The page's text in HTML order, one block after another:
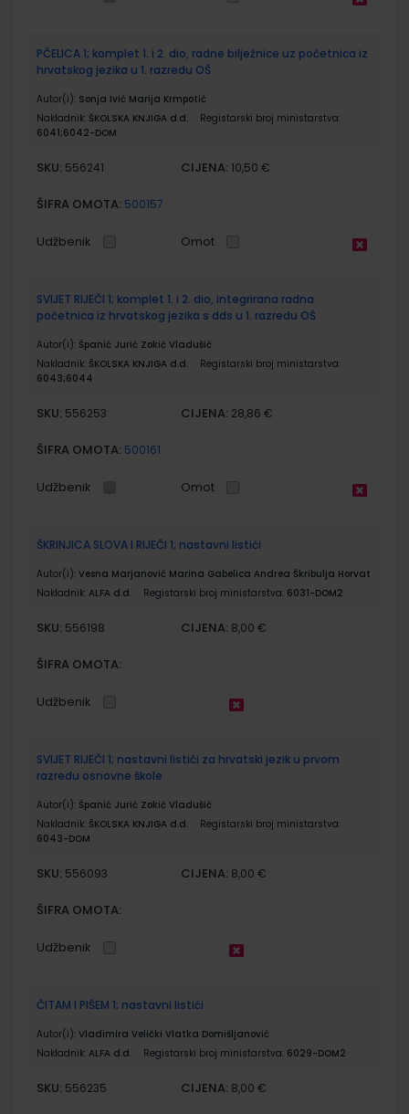
PČELICA 1; komplet 1. i 2. dio, radne bilježnice uz početnica iz
hrvatskog jezika u 1. razredu OŠ
Autor(i): Sonja Ivić Marija Krmpotić
Nakladnik: ŠKOLSKA KNJIGA d.d.
Registarski broj ministarstva:
6041;6042-DOM
SKU: 556241 CIJENA: 10,50 €
ŠIFRA OMOTA: 500157
Udžbenik Omot
SVIJET RIJEČI 1; komplet 1. i 2. dio, integrirana radna
početnica iz hrvatskog jezika s dds u 1. razredu OŠ
Autor(i): Španić Jurić Zokić Vladušić
Nakladnik: ŠKOLSKA KNJIGA d.d.
Registarski broj ministarstva:
6043;6044
SKU: 556253 CIJENA: 28,86 €
ŠIFRA OMOTA: 500161
Udžbenik Omot
ŠKRINJICA SLOVA I RIJEČI 1; nastavni listići
Autor(i): Vesna Marjanović Marina Gabelica Andrea Škribulja Horvat
Nakladnik: ALFA d.d. Registarski broj ministarstva: 6031-DOM2
SKU: 556198 CIJENA: 8,00 €
ŠIFRA OMOTA:
Udžbenik
SVIJET RIJEČI 1; nastavni listići za hrvatski jezik u prvom
razredu osnovne škole
Autor(i): Španić Jurić Zokić Vladušić
Nakladnik: ŠKOLSKA KNJIGA d.d.
Registarski broj ministarstva:
6043-DOM
SKU: 556093 CIJENA: 8,00 €
ŠIFRA OMOTA:
Udžbenik
ČITAM I PIŠEM 1; nastavni listići
Autor(i): Vladimira Velički Vlatka Domišljanović
Nakladnik: ALFA d.d. Registarski broj ministarstva: 6029-DOM2
SKU: 556235 CIJENA: 8,00 €